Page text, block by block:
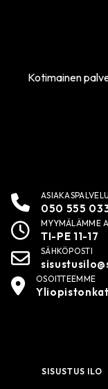
Kotimainen
ASIAKASPALVELU
050 555
MYYMÄLÄMME
TI-PE 11-17
SÄHKÖPOSTI
OSOITTEEMME
SISUSTUS ILO